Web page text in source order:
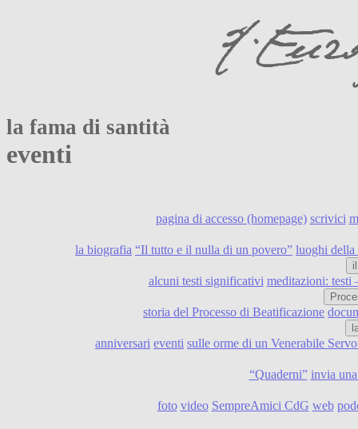
la fama di santità
eventi
pagina di accesso (homepage) scrivici
la biografia “Il tutto e il nulla di un povero” luoghi della
alcuni testi significativi meditazioni: testi
storia del Processo di Beatificazione
anniversari eventi sulle orme di un Venerabile
“Quaderni” invia
foto video SempreAmici CdG web